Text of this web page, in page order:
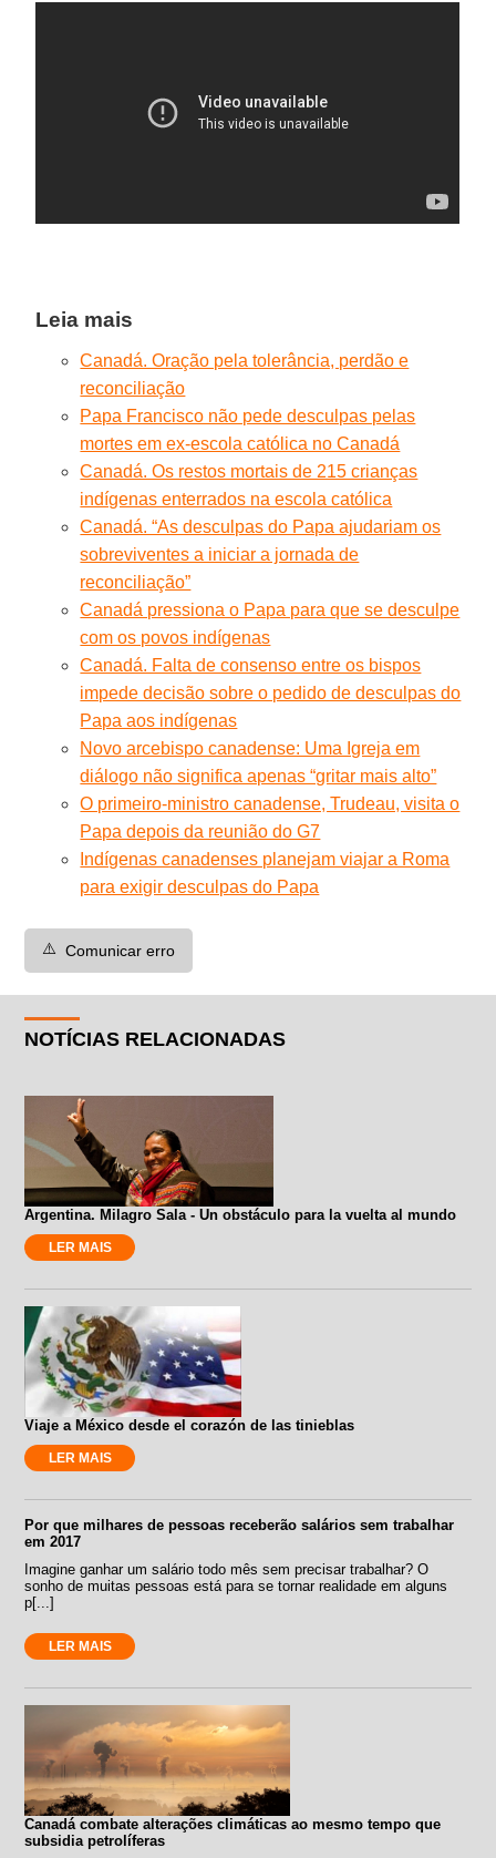
Leia mais
Canadá. Oração pela tolerância, perdão e
reconciliação
Papa Francisco não pede desculpas pelas
mortes em ex-escola católica no Canadá
Canadá. Os restos mortais de 215 crianças
indígenas enterrados na escola católica
Canadá. “As desculpas do Papa ajudariam os
sobreviventes a iniciar a jornada de
reconciliação”
Canadá pressiona o Papa para que se desculpe
com os povos indígenas
Canadá. Falta de consenso entre os bispos
impede decisão sobre o pedido de desculpas do
Papa aos indígenas
Novo arcebispo canadense: Uma Igreja em
diálogo não significa apenas “gritar mais alto”
O primeiro-ministro canadense, Trudeau, visita o
Papa depois da reunião do G7
Indígenas canadenses planejam viajar a Roma
para exigir desculpas do Papa
⚠️ Comunicar erro
NOTÍCIAS RELACIONADAS
Argentina. Milagro Sala - Un obstáculo para la vuelta al mundo
LER MAIS
Viaje a México desde el corazón de las tinieblas
LER MAIS
Por que milhares de pessoas receberão salários sem trabalhar
em 2017
Imagine ganhar um salário todo mês sem precisar trabalhar? O
sonho de muitas pessoas está para se tornar realidade em alguns
p[...]
LER MAIS
Canadá combate alterações climáticas ao mesmo tempo que
subsidia petrolíferas